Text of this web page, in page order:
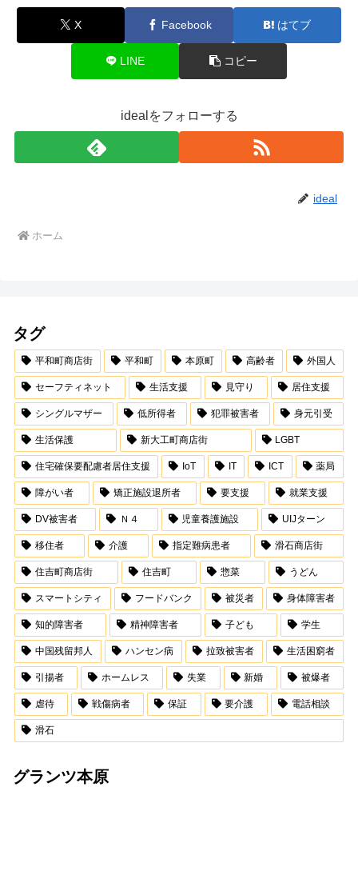
X Facebook はてブ
LINE コピー
idealをフォローする
ideal
ホーム
タグ
平和町商店街 平和町 本原町 高齢者 外国人
セーフティネット 生活支援 見守り 居住支援
シングルマザー 低所得者 犯罪被害者 身元引受
生活保護 新大工町商店街 LGBT
住宅確保要配慮者居住支援 IoT IT ICT 薬局
障がい者 矯正施設退所者 要支援 就業支援
DV被害者 Ｎ４ 児童養護施設 UIJターン
移住者 介護 指定難病患者 滑石商店街
住吉町商店街 住吉町 惣菜 うどん
スマートシティ フードバンク 被災者 身体障害者
知的障害者 精神障害者 子ども 学生
中国残留邦人 ハンセン病 拉致被害者 生活困窮者
引揚者 ホームレス 失業 新婚 被爆者
虐待 戦傷病者 保証 要介護 電話相談
滑石
グランツ本原